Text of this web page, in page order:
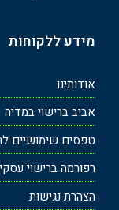
מידע ללקוחות
אודותינו
אביב ברישוי במדיה
טפסים שימושיים
רפורמה ברישוי עסקים
הצהרת נגישות